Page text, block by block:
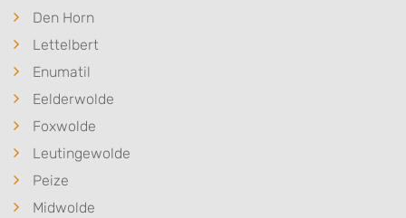
Den Horn
Lettelbert
Enumatil
Eelderwolde
Foxwolde
Leutingewolde
Peize
Midwolde